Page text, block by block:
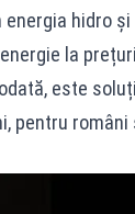
hidro
la
este
pentru români